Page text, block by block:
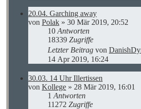
20.04. Garching away
von Polak » 30 Mär 2019, 20:52
10 Antworten
18339 Zugriffe
Letzter Beitrag von
14 Apr 2019, 16:24
30.03. 14 Uhr Illertissen
von Kollege » 28 Mär 2019, 16:01
1 Antworten
11272 Zugriffe